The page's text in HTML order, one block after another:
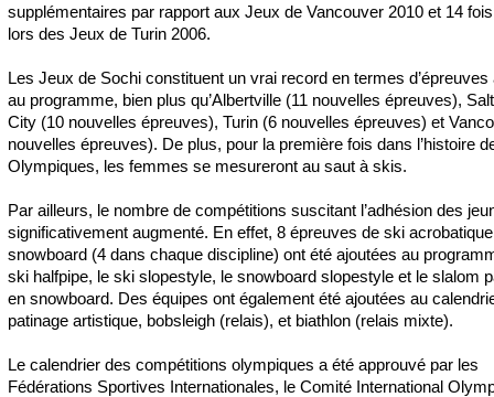
supplémentaires par rapport aux Jeux de Vancouver 2010 et 14
lors des Jeux de Turin 2006.
Les Jeux de Sochi constituent un vrai record en termes d’épreuves
au programme, bien plus qu’Albertville (11 nouvelles épreuves),
City (10 nouvelles épreuves), Turin (6 nouvelles épreuves) et
nouvelles épreuves). De plus, pour la première fois dans l’histoire
Olympiques, les femmes se mesureront au saut à skis.
Par ailleurs, le nombre de compétitions suscitant l’adhésion des
significativement augmenté. En effet, 8 épreuves de ski
snowboard (4 dans chaque discipline) ont été ajoutées au
ski halfpipe, le ski slopestyle, le snowboard slopestyle et le slalom
en snowboard. Des équipes ont également été ajoutées au
patinage artistique, bobsleigh (relais), et biathlon (relais mixte).
Le calendrier des compétitions olympiques a été approuvé par les
Fédérations Sportives Internationales, le Comité International